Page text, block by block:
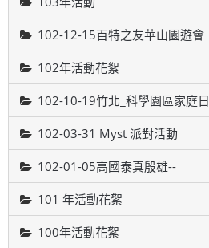
102-12-15百特之友華山園遊會
102年活動花絮
102-10-19竹北_科學園區家庭日
102-03-31 Myst 派對活動
102-01-05高國泰真殷雄--
101 年活動花絮
100年活動花絮